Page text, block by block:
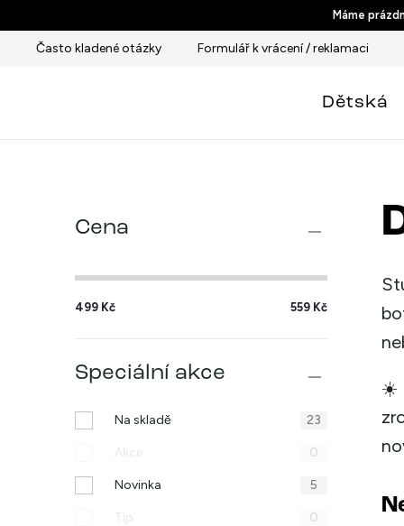
na
obsah
Máme
Často kladené otázky Formulář k vrácení / reklamaci
Dětská
s
t
a
n
í
Cena
499 Kč 559 Kč
Speciální akce
Na skladě 23
Akce 0
Novinka 5
Tip 0
☀️